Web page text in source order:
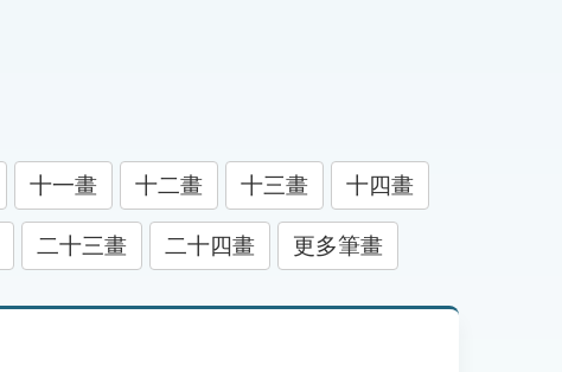
十一畫 十二畫 十三畫 十四畫
二十三畫 二十四畫 更多筆畫